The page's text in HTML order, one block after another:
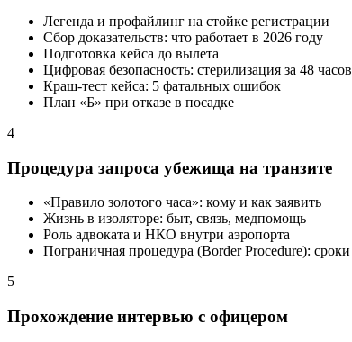
Легенда и профайлинг на стойке регистрации
Сбор доказательств: что работает в 2026 году
Подготовка кейса до вылета
Цифровая безопасность: стерилизация за 48 часов
Краш-тест кейса: 5 фатальных ошибок
План «Б» при отказе в посадке
4
Процедура запроса убежища на транзите
«Правило золотого часа»: кому и как заявить
Жизнь в изоляторе: быт, связь, медпомощь
Роль адвоката и НКО внутри аэропорта
Пограничная процедура (Border Procedure): сроки
5
Прохождение интервью с офицером